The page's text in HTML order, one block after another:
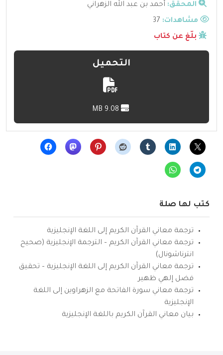
المحقق: أحمد بن عبد الله الزهراني
مشاهدات:
بلّغ عن كتاب
التحميل
كتب لها صلة
ترجمة معاني القرآن الكريم إلى اللغة الإنجليزية
ترجمة معاني القرآن الكريم – الترجمة الإنجليزية (صحيح
انترناشونال)
ترجمة معاني القرآن الكريم إلى اللغة الإنجليزية – تحقيق
فضل إلهي ظهير
ترجمة معاني سورة الفاتحة مع الزهراوين إلى اللغة
الإنجليزية
بيان معاني القرآن الكريم باللغة الإنجليزية